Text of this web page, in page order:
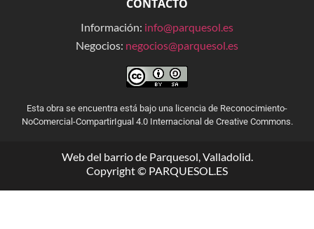
CONTACTO
Información: info@parquesol.es
Negocios: negocios@parquesol.es
Esta obra se encuentra está bajo una licencia de Reconocimiento-
NoComercial-CompartirIgual 4.0 Internacional de Creative Commons.
Copyright © PARQUESOL.ES
Web del barrio de Parquesol, Valladolid.